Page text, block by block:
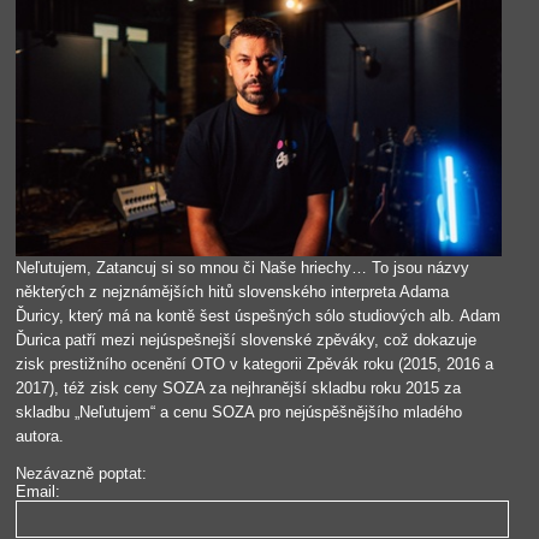
Neľutujem, Zatancuj si so mnou či Naše hriechy… To jsou názvy
některých z nejznámějších hitů slovenského interpreta Adama
Ďuricy, který má na kontě šest úspešných sólo studiových alb. Adam
Ďurica patří mezi nejúspešnejší slovenské zpěváky, což dokazuje
zisk prestižního ocenění OTO v kategorii Zpěvák roku (2015, 2016 a
2017), též zisk ceny SOZA za nejhranější skladbu roku 2015 za
skladbu „Neľutujem“ a cenu SOZA pro nejúspěšnějšího mladého
autora.
Nezávazně poptat:
Email: